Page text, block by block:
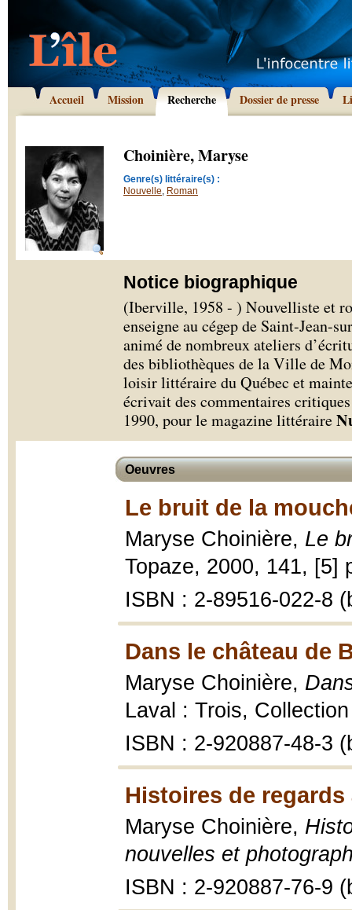
Accueil Mission Recherche Dossier de presse
Choinière, Maryse
Genre(s) littéraire(s) :
Nouvelle, Roman
Notice biographique
(Iberville, 1958 - ) Nouvelliste et
enseigne au cégep de Saint-Jean-
animé de nombreux ateliers
des bibliothèques de la Ville de
loisir littéraire du Québec et
écrivait des commentaires
1990, pour le magazine littéraire
Oeuvres
Le bruit de la
Maryse Choinière, Le
Topaze, 2000, 141, [5]
ISBN : 2-89516-022-8
Dans le château de
Maryse Choinière,
Laval : Trois,
ISBN : 2-920887-48-3
Histoires de regards
Maryse Choinière,
nouvelles et
ISBN : 2-920887-76-9